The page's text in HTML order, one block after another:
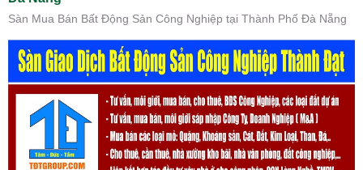
Sàn Mua Bán Bất Động Sản Công Nghiệp tại Thành Phố Đà Nẵng